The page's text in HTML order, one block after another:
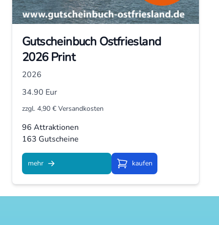
Gutscheinbuch Ostfriesland
2026 Print
2026
34.90 Eur
zzgl. 4,90 € Versandkosten
96 Attraktionen
163 Gutscheine
mehr Kaufenkaufen